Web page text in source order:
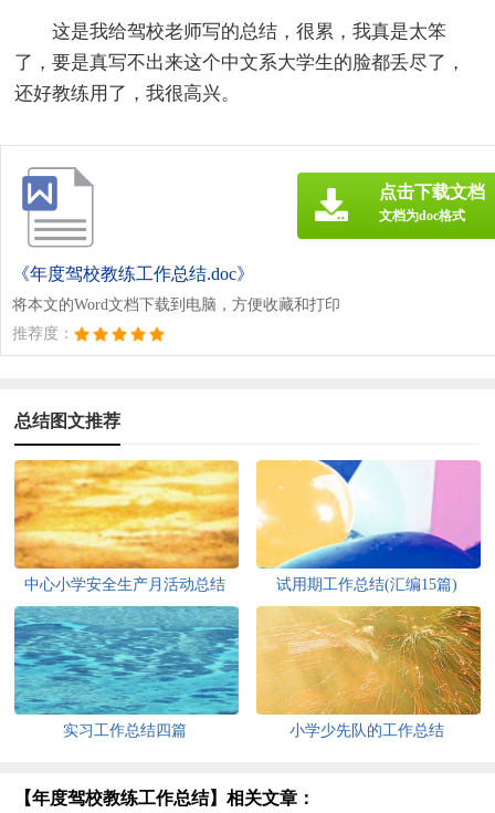
这是我给驾校老师写的总结，很累，我真是太笨
了，要是真写不出来这个中文系大学生的脸都丢尽了，
还好教练用了，我很高兴。
《年度驾校教练工作总结.doc》
将本文的Word文档下载到电脑，方便收藏和打印
推荐度：
点击下载文档
文档为doc格式
总结图文推荐
中心小学安全生产月活动总结 试用期工作总结(汇编15篇)
实习工作总结四篇 小学少先队的工作总结
【年度驾校教练工作总结】相关文章：